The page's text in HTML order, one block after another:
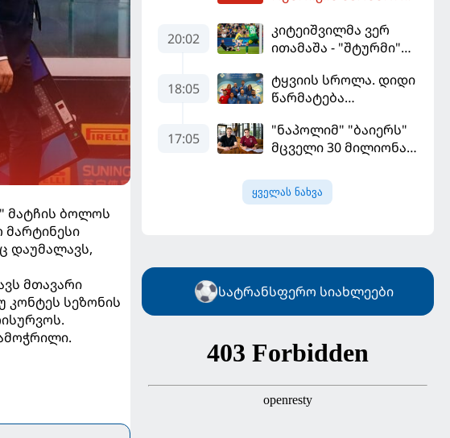
მატჩის ბოლოს
დაუმალავს,
მთავარი
კონტეს სეზონის
დამარცხდა
20:02
კიტეიშვილმა ვერ
ითამაშა - "შტურმი"
"ფენერბაჰჩესთან"
დამარცხდა
18:05
ტყვიის სროლა. დიდი
წარმატება
17:05
"ნაპოლიმ" "ბაიერს"
მცველი 30 მილიონად
ყველას ნახვა
სატრანსფერო სიახლეები